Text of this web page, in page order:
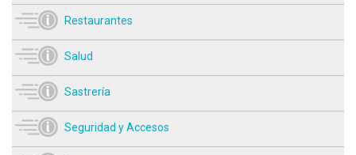
Restaurantes
Salud
Sastrería
Seguridad y Accesos